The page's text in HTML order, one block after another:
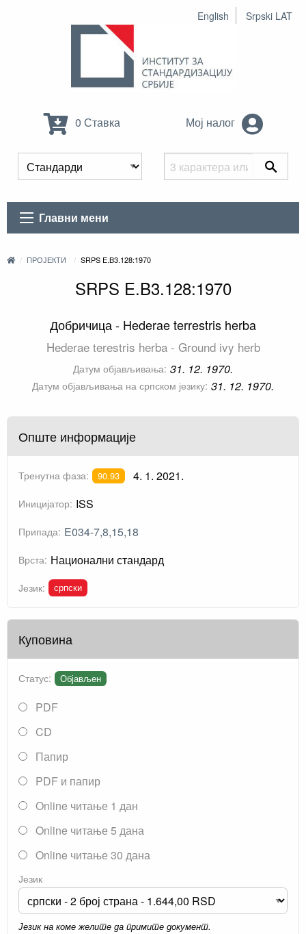
English Srpski LAT
0 Ставка Мој налог
Главни мени
ПРОЈЕКТИ SRPS E.B3.128:1970
SRPS E.B3.128:1970
Добричица - Hederae terrestris herba
Hederae terestris herba - Ground ivy herb
Датум објављивања: 31. 12. 1970.
Датум објављивања на српском језику: 31. 12. 1970.
Опште информације
Тренутна фаза: 90.93 4. 1. 2021.
Иницијатор: ISS
Припада: E034-7,8,15,18
Врста: Национални стандард
Језик: српски
Куповина
Статус: Објављен
PDF
CD
Папир
PDF и папир
Online читање 1 дан
Online читање 5 дана
Online читање 30 дана
Језик
Језик на коме желите да примите документ.